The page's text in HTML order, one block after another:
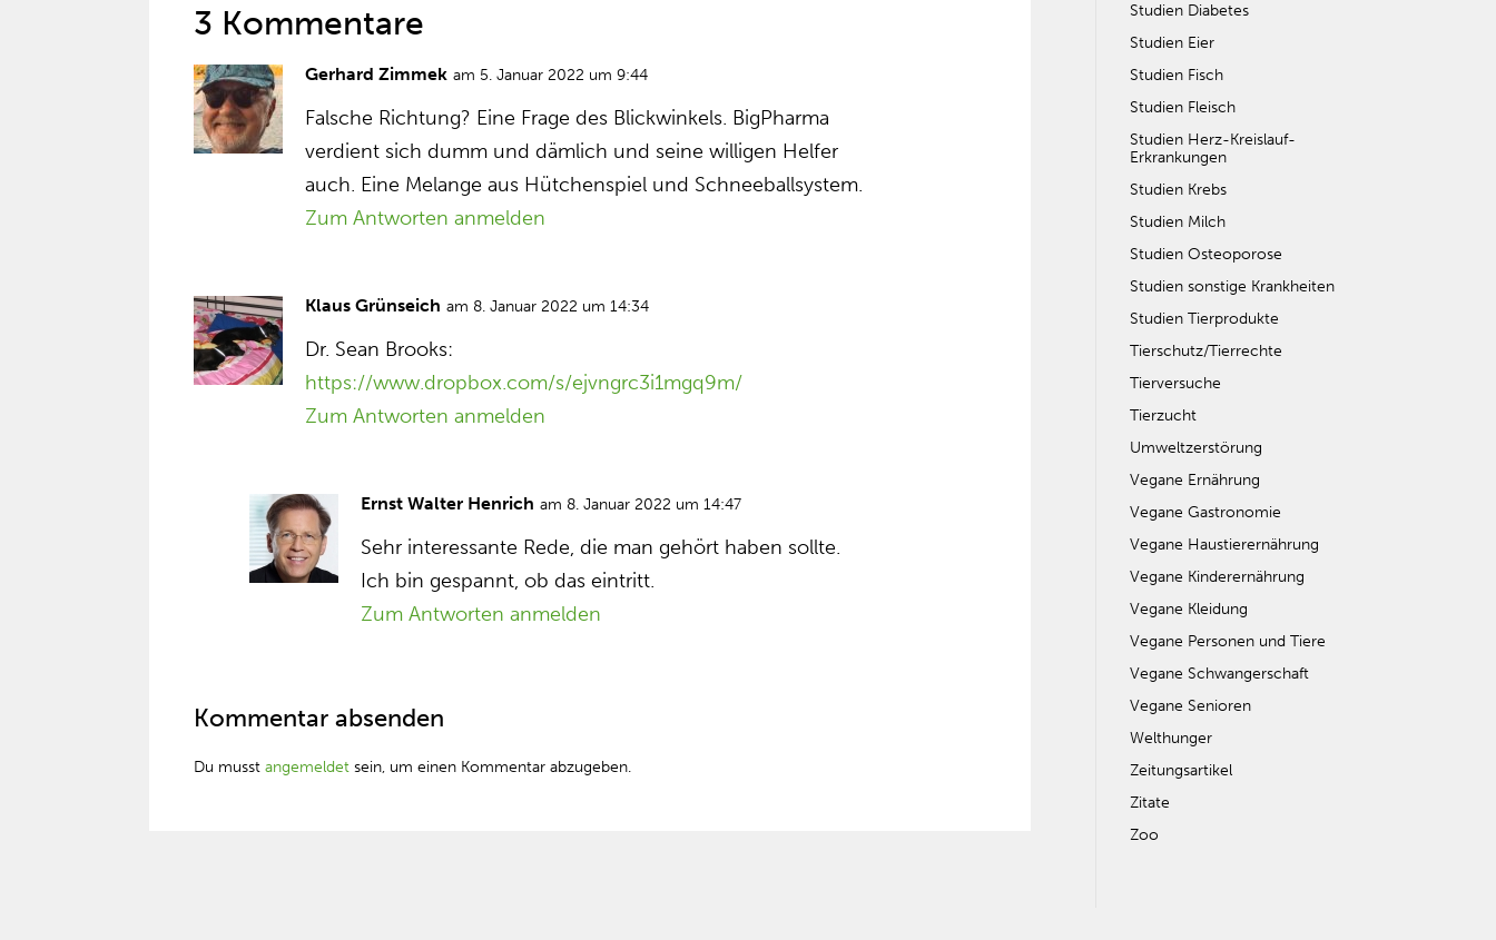
3 Kommentare
Gerhard Zimmek am 5. Januar 2022 um 9:44
Falsche Richtung? Eine Frage des Blickwinkels. BigPharma
verdient sich dumm und dämlich und seine willigen Helfer
auch. Eine Melange aus Hütchenspiel und Schneeballsystem.
Zum Antworten anmelden
Klaus Grünseich am 8. Januar 2022 um 14:34
Dr. Sean Brooks:
https://www.dropbox.com/s/ejvngrc3i1mgq9m/
Zum Antworten anmelden
Ernst Walter Henrich am 8. Januar 2022 um 14:47
Sehr interessante Rede, die man gehört haben sollte.
Ich bin gespannt, ob das eintritt.
Zum Antworten anmelden
Kommentar absenden
Du musstangemeldet sein, um einen Kommentar abzugeben.
Studien Diabetes
Studien Eier
Studien Fisch
Studien Fleisch
Studien Herz-Kreislauf-
Erkrankungen
Studien Krebs
Studien Milch
Studien Osteoporose
Studien sonstige Krankheiten
Studien Tierprodukte
Tierschutz/Tierrechte
Tierversuche
Tierzucht
Umweltzerstörung
Vegane Ernährung
Vegane Gastronomie
Vegane Haustierernährung
Vegane Kinderernährung
Vegane Kleidung
Vegane Personen und Tiere
Vegane Schwangerschaft
Vegane Senioren
Welthunger
Zeitungsartikel
Zitate
Zoo